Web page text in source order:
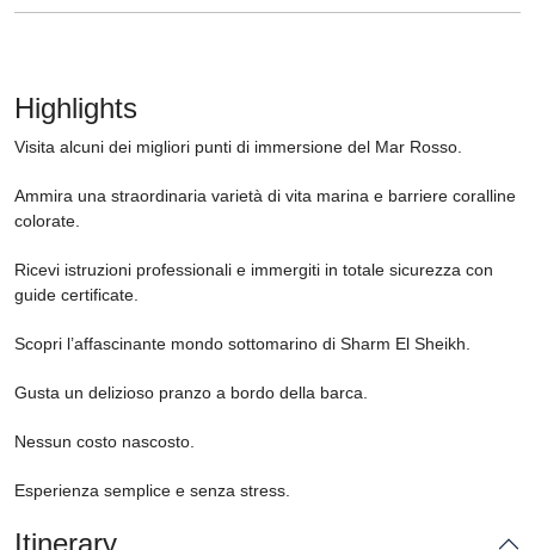
Highlights
Visita alcuni dei migliori punti di immersione del Mar Rosso.
Ammira una straordinaria varietà di vita marina e barriere coralline
colorate.
Ricevi istruzioni professionali e immergiti in totale sicurezza con
guide certificate.
Scopri l’affascinante mondo sottomarino di Sharm El Sheikh.
Gusta un delizioso pranzo a bordo della barca.
Nessun costo nascosto.
Esperienza semplice e senza stress.
Itinerary